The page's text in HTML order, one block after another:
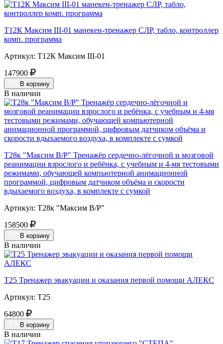
Т12К Максим III-01 манекен-тренажер СЛР, табло, контроллер
комп. программа
Артикул: Т12К Максим III-01
147900
В корзину
В наличии
Т28к "Максим В/Р" Тренажёр сердечно-лёгочной и мозговой
реанимации взрослого и ребёнка, с учебным и 4-мя тестовыми
режимами, обучающей компьютерной анимационной
программой, цифровым датчиком объёма и скорости
вдыхаемого воздуха, в комплекте с сумкой
Артикул: Т28к "Максим В/Р"
158500
В корзину
В наличии
Т25 Тренажер эвакуации и оказания первой помощи АЛЕКС
Артикул: Т25
64800
В корзину
В наличии